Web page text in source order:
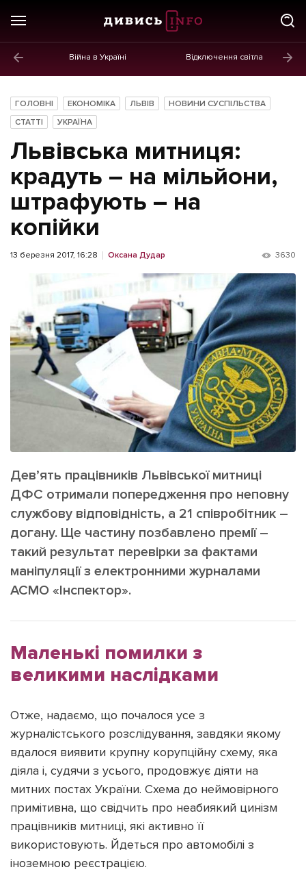
Війна в Україні Відключення світла
Новини
Політика
Економіка
Бізнес
Життя
Культура
Афіша
ІНШЕ
Інтерв'ю
Картки
Репортаж
Розслідування
Ініціативи
Лонгріди
Прес-релізи
Фото/Відео
Made in Lviv
Зв'язатися з нами
[email protected] Реклама на сайті
Політика конфіденційності
ГОЛОВНІ ЕКОНОМІКА ЛЬВІВ
НОВИНИ СУСПІЛЬСТВА
СТАТТІ
УКРАЇНА
Львівська митниця:
крадуть – на мільйони,
штрафують – на
копійки
13 березня 2017, 16:28 Оксана Дудар 3630
Дев’ять працівників Львівської митниці
ДФС отримали попередження про неповну
службову відповідність, а 21 співробітник –
догану. Ще частину позбавлено премії –
такий результат перевірки за фактами
маніпуляції з електронними журналами
АСМО «Інспектор».
Маленькі помилки з
великими наслідками
Отже, надаємо, що почалося усе з
журналістського розслідування, завдяки якому
вдалося виявити крупну корупційну схему, яка
діяла і, судячи з усього, продовжує діяти на
митних постах України. Схема до неймовірного
примітивна, що свідчить про неабиякий цинізм
працівників митниці, які активно її
використовують. Йдеться про автомобілі з
іноземною реєстрацією.